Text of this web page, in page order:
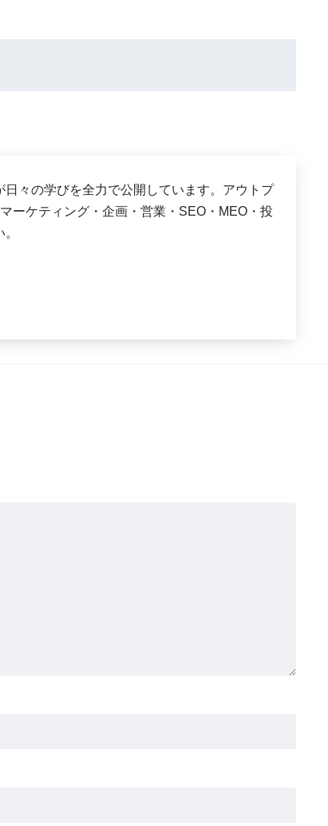
々の学びを全力で公開しています。アウトプ
ーケティング・企画・営業・SEO・MEO・投